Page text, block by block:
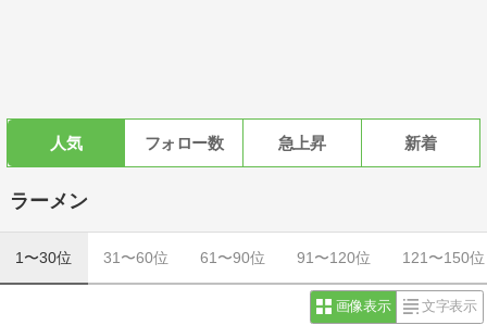
人気 フォロー数 急上昇 新着
ラーメン
1〜30位 31〜60位 61〜90位 91〜120位 121〜150位
画像表示 文字表示